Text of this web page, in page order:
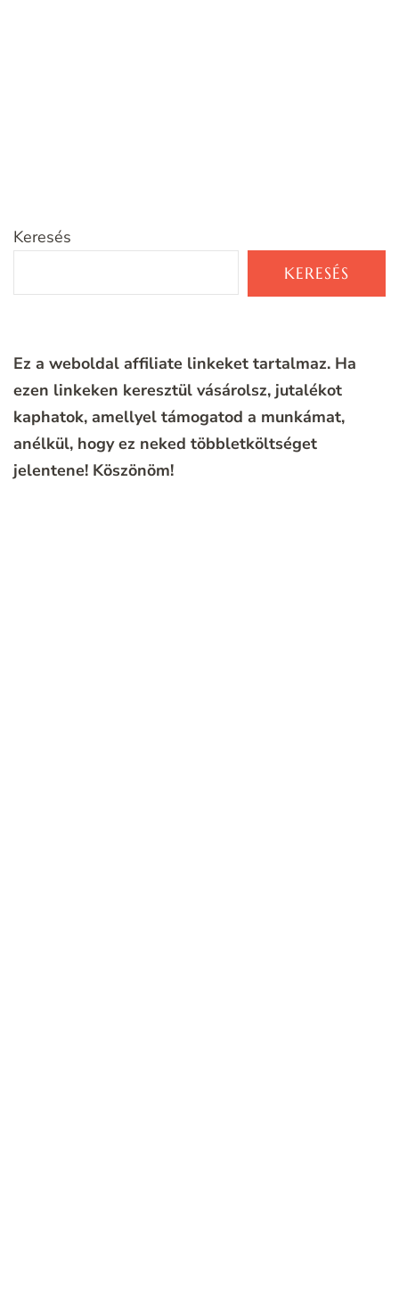
Keresés
KERESÉS
Ez a weboldal affiliate linkeket tartalmaz. Ha
ezen linkeken keresztül vásárolsz, jutalékot
kaphatok, amellyel támogatod a munkámat,
anélkül, hogy ez neked többletköltséget
jelentene! Köszönöm!